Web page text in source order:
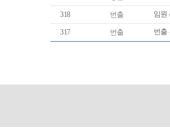
318 번출 임원
317 번출 번출